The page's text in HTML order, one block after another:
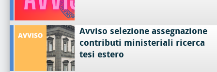
Avviso selezione assegnazione
contributi ministeriali ricerca
tesi estero